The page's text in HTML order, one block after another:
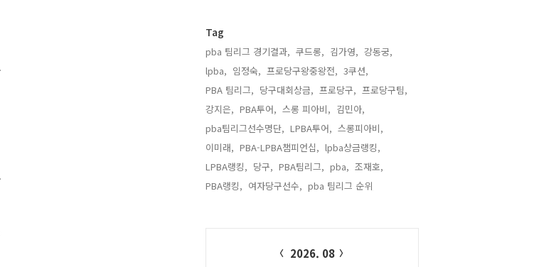
Tag
pba 팀리그 경기결과, 쿠드롱, 김가영, 강동궁,
lpba, 임정숙, 프로당구왕중왕전, 3쿠션,
PBA 팀리그, 당구대회상금, 프로당구, 프로당구팀,
강지은, PBA투어, 스롱 피아비, 김민아,
pba팀리그선수명단, LPBA투어, 스롱피아비,
이미래, PBA-LPBA챔피언십, lpba상금랭킹,
LPBA랭킹, 당구, PBA팀리그, pba, 조재호,
PBA랭킹, 여자당구선수, pba 팀리그 순위,
2026. 08